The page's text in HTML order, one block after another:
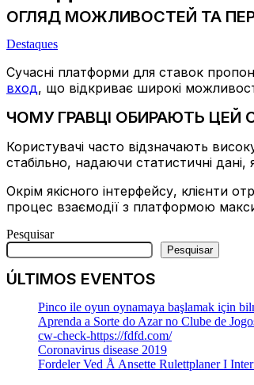
ОГЛЯД МОЖЛИВОСТЕЙ ТА
Destaques
Сучасні платформи для ставок
вход, що відкриває широкі
ЧОМУ ГРАВЦІ ОБИРАЮТЬ ЦЕЙ
Користувачі часто відзначають
стабільно, надаючи статистичні
Окрім якісного інтерфейсу, клієнти
процес взаємодії з платформою
Pesquisar
Pesquisar
ÚLTIMOS EVENTOS
Pinco ile oyun oynamaya başlamak için
Aprenda a Sorte do Azar no Clube de
cw-check-https://fdfd.com/
Coronavirus disease 2019
Fordeler Ved Å Ansette Rulettplaner I